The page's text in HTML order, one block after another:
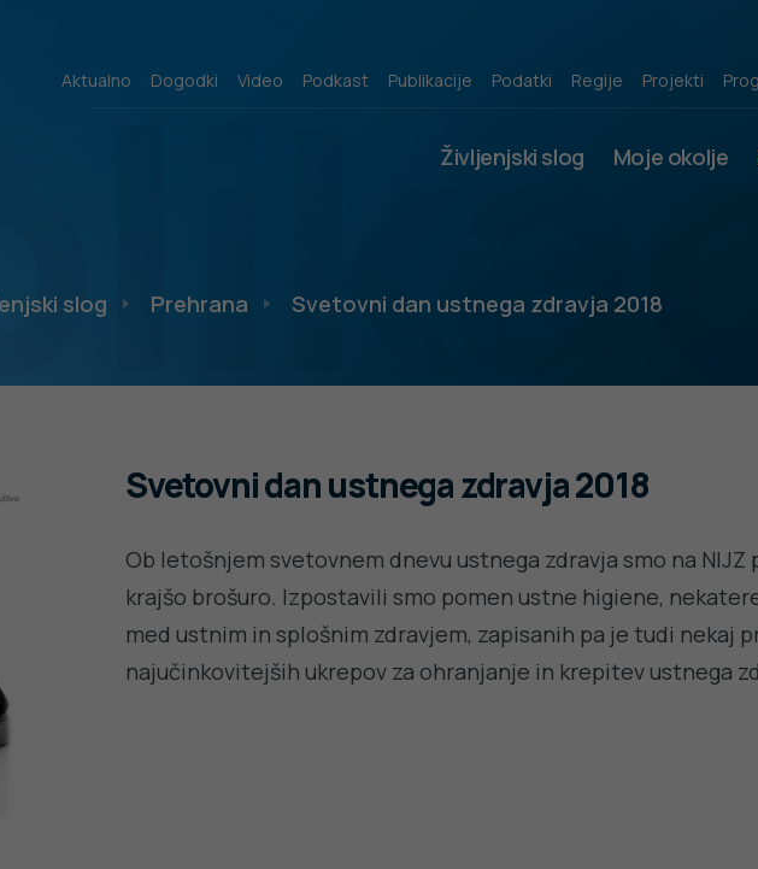
Aktualno Dogodki Video Podkast Publikacije Podatki Regije Projekti
Življenjski slog Moje okolje
slog Prehrana Svetovni dan ustnega zdravja 2018
Svetovni dan ustnega zdravja 2018
Ob letošnjem svetovnem dnevu ustnega zdravja smo na NIJZ
krajšo brošuro. Izpostavili smo pomen ustne higiene,
med ustnim in splošnim zdravjem, zapisanih pa je tudi nekaj
najučinkovitejših ukrepov za ohranjanje in krepitev ustnega